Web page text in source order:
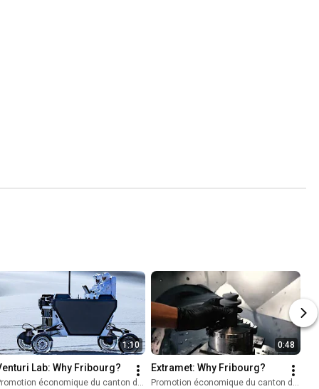
1:10
Lab: Why Fribourg?
économique du canton de Fribourg
0:48
Extramet: Why Fribourg?
Promotion économique du canton de Fribourg